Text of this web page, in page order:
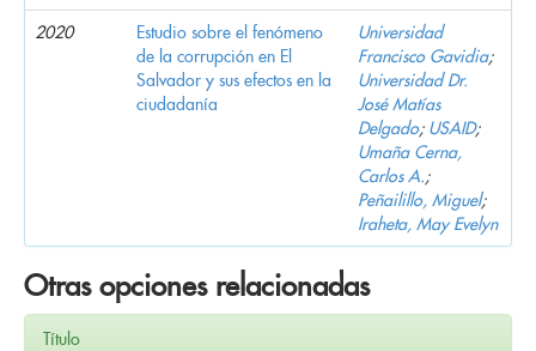
2020
Estudio sobre el fenómeno
de la corrupción en El
Salvador y sus efectos en la
ciudadanía
Universidad
Francisco Gavidia;
Universidad Dr.
José Matías
Delgado; USAID;
Umaña Cerna,
Carlos A.;
Peñailillo, Miguel;
Iraheta, May Evelyn
Otras opciones relacionadas
Título